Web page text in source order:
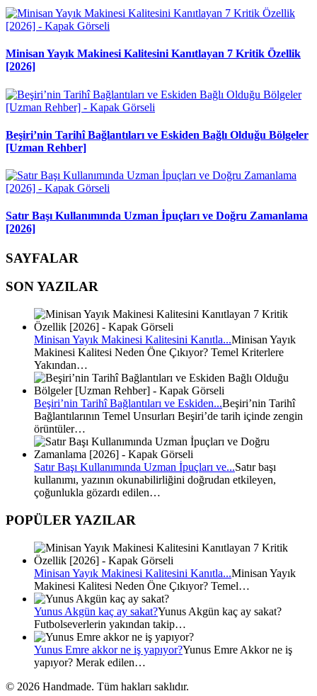
Minisan Yayık Makinesi Kalitesini Kanıtlayan 7 Kritik Özellik
[2026]
Beşiri’nin Tarihî Bağlantıları ve Eskiden Bağlı Olduğu Bölgeler
[Uzman Rehber]
Satır Başı Kullanımında Uzman İpuçları ve Doğru Zamanlama
[2026]
SAYFALAR
SON YAZILAR
Minisan Yayık Makinesi Kalitesini Kanıtla...Minisan Yayık
Makinesi Kalitesi Neden Öne Çıkıyor? Temel Kriterlere
Yakından…
Beşiri’nin Tarihî Bağlantıları ve Eskiden...Beşiri’nin Tarihî
Bağlantılarının Temel Unsurları Beşiri’de tarih içinde zengin
örüntüler…
Satır Başı Kullanımında Uzman İpuçları ve...Satır başı
kullanımı, yazının okunabilirliğini doğrudan etkileyen,
çoğunlukla gözardı edilen…
POPÜLER YAZILAR
Minisan Yayık Makinesi Kalitesini Kanıtla...Minisan Yayık
Makinesi Kalitesi Neden Öne Çıkıyor? Temel…
Yunus Akgün kaç ay sakat?Yunus Akgün kaç ay sakat?
Futbolseverlerin yakından takip…
Yunus Emre akkor ne iş yapıyor?Yunus Emre Akkor ne iş
yapıyor? Merak edilen…
© 2026 Handmade. Tüm hakları saklıdır.